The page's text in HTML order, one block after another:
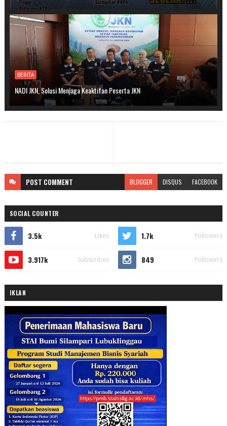
BERITA
NADI JKN, Solusi Menjaga Keaktifan Peserta JKN
POST COMMENT BLOGGER DISQUS FACEBOOK
SOCIAL COUNTER
3.5k Likes 1.7k Followers
3.917k Subscribes 849 Followers
IKLAN